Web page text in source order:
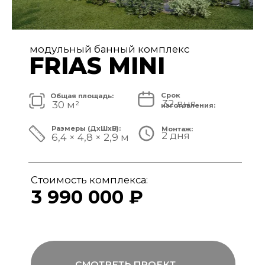
4 890 000 ₽
Монтаж:
2 дня
8,4 × 4,8 × 3,1 м
Размеры (ДxШxВ):
32 дня
изготовления:
40 м²
модульный банный комплекс